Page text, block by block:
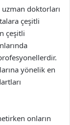
doktorları
çeşitli
çeşitli
yönelik en
onların